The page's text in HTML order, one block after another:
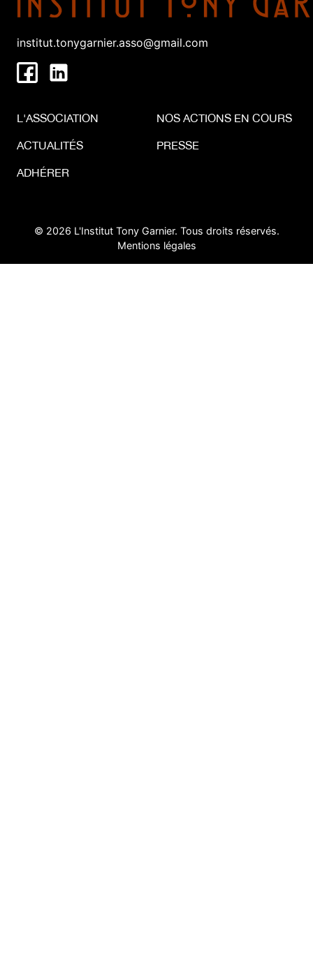
institut.tonygarnier.asso@gmail.com
L'ASSOCIATION NOS ACTIONS EN COURS
ACTUALITÉS PRESSE
ADHÉRER
© 2026 L'Institut Tony Garnier. Tous droits réservés.
Mentions légales